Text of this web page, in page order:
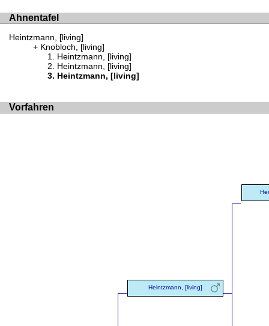
Ahnentafel
Heintzmann, [living]
Knobloch, [living]
Heintzmann, [living]
Heintzmann, [living]
Heintzmann, [living]
Vorfahren
Heintzmann, [living]